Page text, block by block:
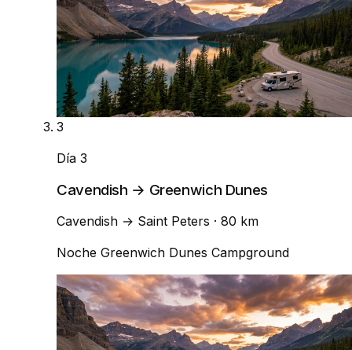
3
Día 3
Cavendish → Greenwich Dunes
Cavendish → Saint Peters · 80 km
Noche Greenwich Dunes Campground